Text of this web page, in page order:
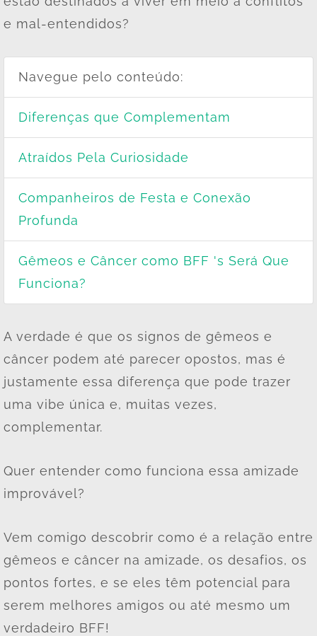
e mal-entendidos?
Navegue pelo conteúdo:
Diferenças que Complementam
Atraídos Pela Curiosidade
Companheiros de Festa e Conexão
Profunda
Gêmeos e Câncer como BFF 's Será Que
Funciona?
A verdade é que os signos de gêmeos e
câncer podem até parecer opostos, mas é
justamente essa diferença que pode trazer
uma vibe única e, muitas vezes,
complementar.
Quer entender como funciona essa amizade
improvável?
Vem comigo descobrir como é a relação entre
gêmeos e câncer na amizade, os desafios, os
pontos fortes, e se eles têm potencial para
serem melhores amigos ou até mesmo um
verdadeiro BFF!